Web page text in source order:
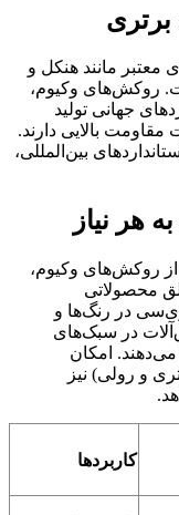
برتری
معتبر مانند هنکل و
روکش‌های وکیوم،
جهانی تولید
بالایی دارند.
بین‌المللی،
هر نیاز
روکش‌های وکیوم،
محصولاتی
در رنگ‌ها و
و یراق‌آلات در سبک‌های
امکان
و رولی) نیز
کاربردها